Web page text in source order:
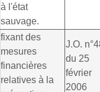
à l'état
sauvage.
fixant des
mesures
financières
relatives à la
J.O.
du 25
février
2006